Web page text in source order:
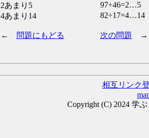
2あまり5
97÷46=2…5
4あまり14 82÷17=4…14
← 問題にもどる 次の問題 →
相互リンク
Copyright (C) 2024 学